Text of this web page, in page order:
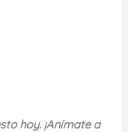
hoy. ¡Anímate a